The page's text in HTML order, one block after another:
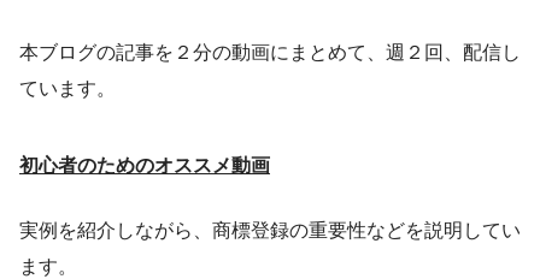
本ブログの記事を２分の動画にまとめて、週２回、配信し
ています。
初心者のためのオススメ動画
実例を紹介しながら、商標登録の重要性などを説明してい
ます。